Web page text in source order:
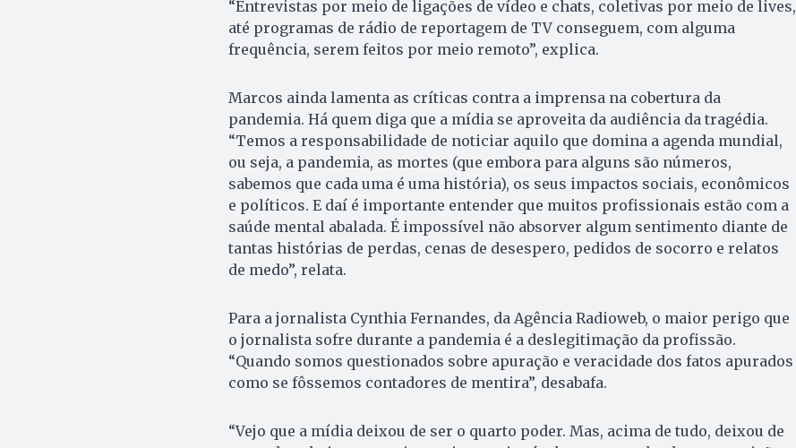
“Entrevistas por meio de ligações de vídeo e chats, coletivas por meio de lives,
até programas de rádio de reportagem de TV conseguem, com alguma
frequência, serem feitos por meio remoto”, explica.
Marcos ainda lamenta as críticas contra a imprensa na cobertura da
pandemia. Há quem diga que a mídia se aproveita da audiência da tragédia.
“Temos a responsabilidade de noticiar aquilo que domina a agenda mundial,
ou seja, a pandemia, as mortes (que embora para alguns são números,
sabemos que cada uma é uma história), os seus impactos sociais, econômicos
e políticos. E daí é importante entender que muitos profissionais estão com a
saúde mental abalada. É impossível não absorver algum sentimento diante de
tantas histórias de perdas, cenas de desespero, pedidos de socorro e relatos
de medo”, relata.
Para a jornalista Cynthia Fernandes, da Agência Radioweb, o maior perigo que
o jornalista sofre durante a pandemia é a deslegitimação da profissão.
“Quando somos questionados sobre apuração e veracidade dos fatos apurados
como se fôssemos contadores de mentira”, desabafa.
“Vejo que a mídia deixou de ser o quarto poder. Mas, acima de tudo, deixou de